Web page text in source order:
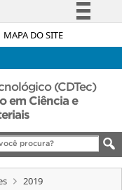
MAPA DO SITE
Simplifique!
à informação
Legislação
Canais
(CDTec)
em Ciência e
2019